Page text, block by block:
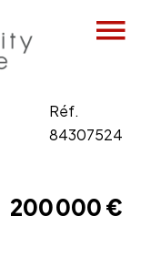
Réf.
84307524
200 000 €